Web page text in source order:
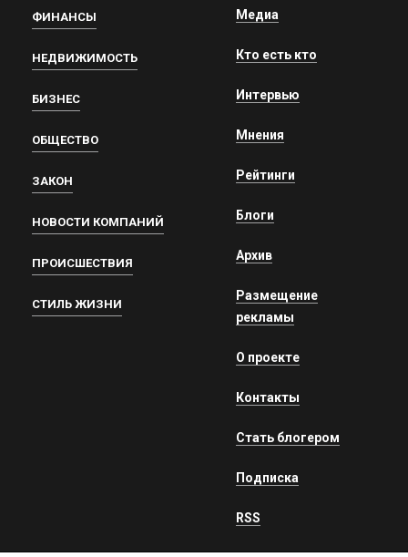
ФИНАНСЫ
НЕДВИЖИМОСТЬ
БИЗНЕС
ОБЩЕСТВО
ЗАКОН
НОВОСТИ КОМПАНИЙ
ПРОИСШЕСТВИЯ
СТИЛЬ ЖИЗНИ
Медиа
Кто есть кто
Интервью
Мнения
Рейтинги
Блоги
Архив
Размещение
рекламы
О проекте
Контакты
Стать блогером
Подписка
RSS